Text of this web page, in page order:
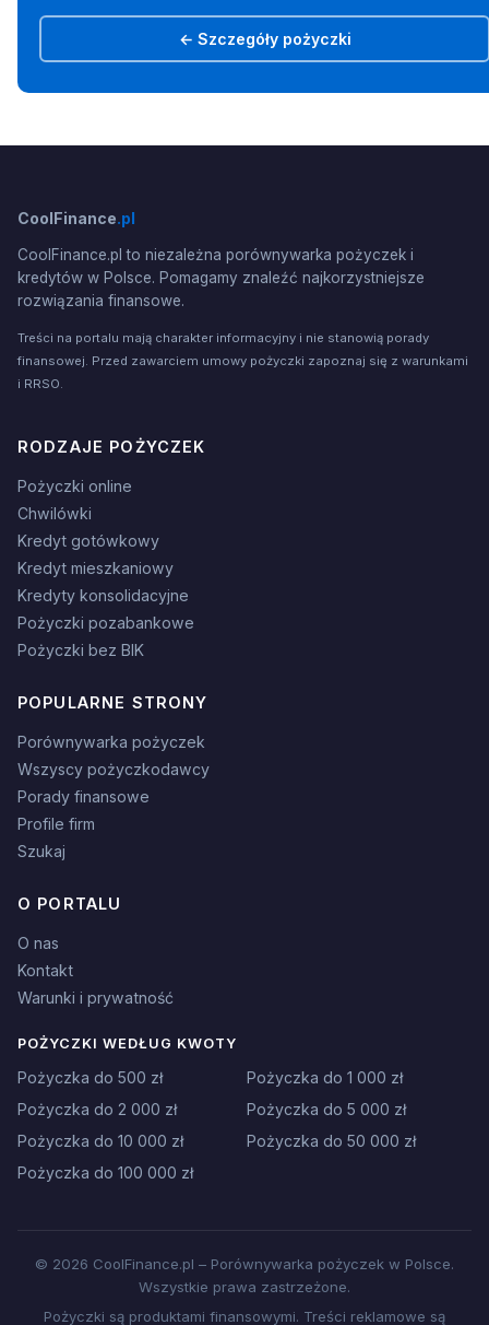
← Szczegóły pożyczki
CoolFinance.pl
CoolFinance.pl to niezależna porównywarka pożyczek i
kredytów w Polsce. Pomagamy znaleźć najkorzystniejsze
rozwiązania finansowe.
Treści na portalu mają charakter informacyjny i nie stanowią porady
finansowej. Przed zawarciem umowy pożyczki zapoznaj się z warunkami
i RRSO.
RODZAJE POŻYCZEK
Pożyczki online
Chwilówki
Kredyt gotówkowy
Kredyt mieszkaniowy
Kredyty konsolidacyjne
Pożyczki pozabankowe
Pożyczki bez BIK
POPULARNE STRONY
Porównywarka pożyczek
Wszyscy pożyczkodawcy
Porady finansowe
Profile firm
Szukaj
O PORTALU
O nas
Kontakt
Warunki i prywatność
POŻYCZKI WEDŁUG KWOTY
Pożyczka do 500 zł
Pożyczka do 1 000 zł
Pożyczka do 2 000 zł
Pożyczka do 5 000 zł
Pożyczka do 10 000 zł
Pożyczka do 50 000 zł
Pożyczka do 100 000 zł
© 2026 CoolFinance.pl – Porównywarka pożyczek w Polsce.
Wszystkie prawa zastrzeżone.
Pożyczki są produktami finansowymi. Treści reklamowe są